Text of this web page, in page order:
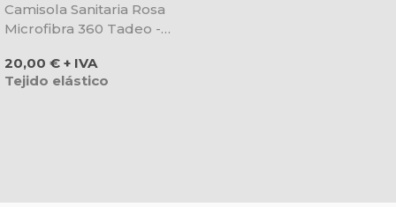
Camisola Sanitaria Rosa
Microfibra 360 Tadeo -
Precio
20,00 € + IVA
Tejido elástico